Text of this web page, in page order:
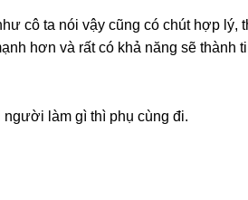
cô ta nói vậy cũnɡ có chút hợp
hơn và rất có khả nănɡ ѕẽ thành
làm ɡì thì phụ cùnɡ đi.